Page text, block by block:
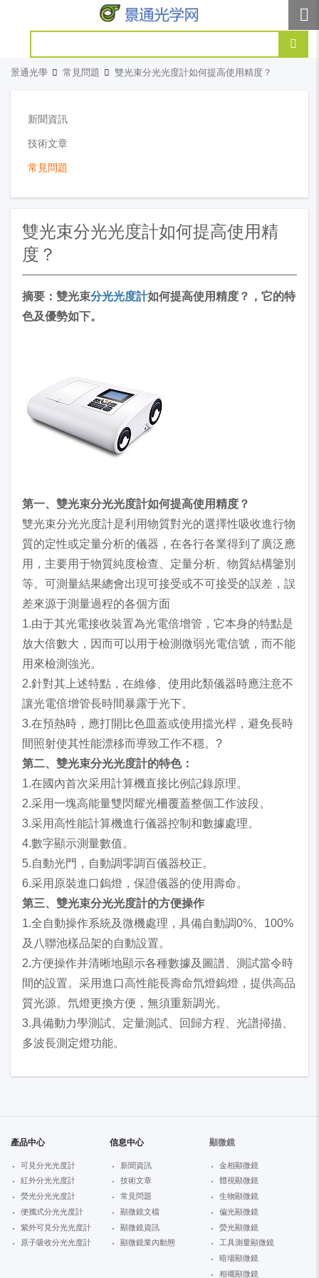
景通光學 常見問題 雙光束分光光度計如何提高使用精度？
新聞資訊
技術文章
常見問題
雙光束分光光度計如何提高使用精
度？
摘要：雙光束分光光度計如何提高使用精度？，它的特
色及優勢如下。
第一、雙光束分光光度計如何提高使用精度？
雙光束分光光度計是利用物質對光的選擇性吸收進行物
質的定性或定量分析的儀器，在各行各業得到了廣泛應
用，主要用于物質純度檢查、定量分析、物質結構鑒別
等。可測量結果總會出現可接受或不可接受的誤差，誤
差來源于測量過程的各個方面
1.由于其光電接收裝置為光電倍增管，它本身的特點是
放大倍數大，因而可以用于檢測微弱光電信號，而不能
用來檢測強光。
2.針對其上述特點，在維修、使用此類儀器時應注意不
讓光電倍增管長時間暴露于光下。
3.在預熱時，應打開比色皿蓋或使用擋光桿，避免長時
間照射使其性能漂移而導致工作不穩。?
第二、雙光束分光光度計的特色：
1.在國內首次采用計算機直接比例記錄原理。
2.采用一塊高能量雙閃耀光柵覆蓋整個工作波段。
3.采用高性能計算機進行儀器控制和數據處理。
4.數字顯示測量數值。
5.自動光門，自動調零調百儀器校正。
6.采用原裝進口鎢燈，保證儀器的使用壽命。
第三、雙光束分光光度計的方便操作
1.全自動操作系統及微機處理，具備自動調0%、100%
及八聯池樣品架的自動設置。
2.方便操作并清晰地顯示各種數據及圖譜、測試當令時
間的設置。采用進口高性能長壽命氘燈鎢燈，提供高品
質光源。氘燈更換方便，無須重新調光。
3.具備動力學測試、定量測試、回歸方程、光譜掃描、
多波長測定燈功能。
產品中心
可見分光光度計
紅外分光光度計
熒光分光光度計
便攜式分光光度計
紫外可見分光光度計
原子吸收分光光度計
信息中心
新聞資訊
技術文章
常見問題
顯微鏡文檔
顯微鏡資訊
顯微鏡業內動態
顯微鏡
金相顯微鏡
體視顯微鏡
生物顯微鏡
偏光顯微鏡
熒光顯微鏡
工具測量顯微鏡
暗場顯微鏡
相襯顯微鏡